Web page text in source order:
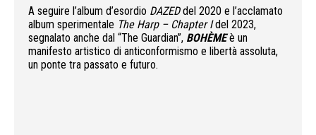
A seguire l’album d’esordio DAZEDdel 2020 e l’acclamato
album sperimentale The Harp – Chapter Idel 2023,
segnalato anche dal “The Guardian”, BOHÈMEè un
manifesto artistico di anticonformismo e libertà assoluta,
un ponte tra passato e futuro.